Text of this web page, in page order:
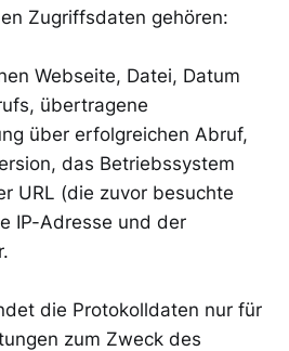
Zugriffsdaten gehören:
Webseite, Datei, Datum
übertragene
über erfolgreichen Abruf,
das Betriebssystem
URL (die zuvor besuchte
IP-Adresse und der
die Protokolldaten nur für
zum Zweck des